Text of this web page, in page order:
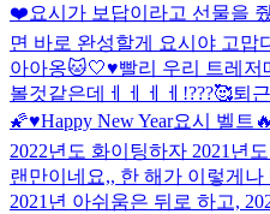
❤️요시가 보답이라고 선물
면 바로 완성할게 요시야 고맙
아아옹🐱🤍♥️빨리 우리 트레저
볼것같은데ㅔㅔㅔㅔ!???🥰퇴
🌠♥️Happy New Year요시 벨트
2022년도 화이팅하자 2021년
랜만이네요,, 한 해가 이렇게
2021년 아쉬움은 뒤로 하고,